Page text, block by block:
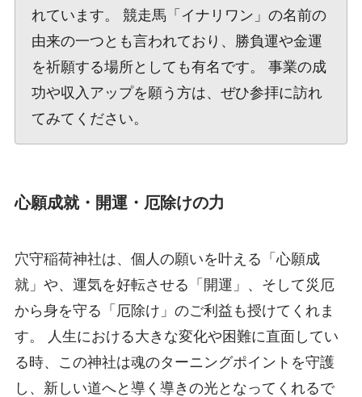
れています。 競走馬「イナリワン」の名前の
由来の一つとも言われており、勝負運や金運
を祈願する場所としても有名です。 事業の成
功や収入アップを願う方は、ぜひ参拝に訪れ
てみてください。
心願成就・開運・厄除けの力
穴守稲荷神社は、個人の願いを叶える「心願成
就」や、運気を好転させる「開運」、そして災厄
から身を守る「厄除け」のご利益も授けてくれま
す。 人生における大きな変化や困難に直面してい
る時、この神社は魂のターニングポイントを守護
し、新しい道へと導く導きの光となってくれるで